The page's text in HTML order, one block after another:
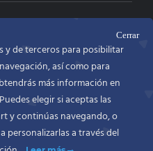
Cerrar
y de terceros para posibilitar
así como para
más información en
elegir si aceptas las
y continúas navegando, o
personalizarlas a través del